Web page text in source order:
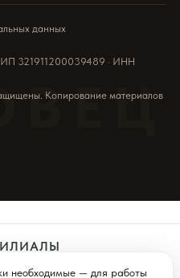
данных
321911200039489 · ИНН
Копирование материалов
необходимые — для работы